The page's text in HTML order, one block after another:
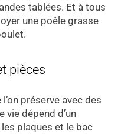
tablées. Et à tous
une poêle grasse
pièces
préserve avec des
vie dépend d’un
plaques et le bac